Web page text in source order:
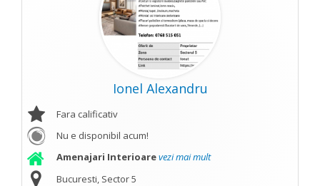
Ionel Alexandru
Fara calificativ
Nu e disponibil acum!
Amenajari Interioarevezi mai mult
Bucuresti, Sector 5